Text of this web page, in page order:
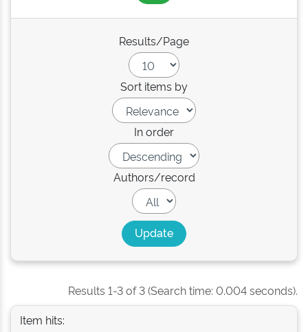
Results/Page
Sort items by
In order
Authors/record
Results 1-3 of 3 (Search time: 0.004 seconds).
Item hits: